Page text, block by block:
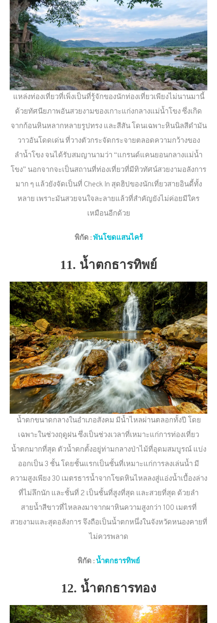
แหล่งท่องเที่ยวที่เพิ่งเป็นที่รู้จักของนักท่องเที่ยวเพียงไม่นานมานี้
ด้วยทัศนียภาพอันสวยงามของเกาะแก่งกลางแม่น้ำโขง ซึ่งเกิด
จากก้อนหินหลากหลายรูปทรง และสีสัน โดนเฉพาะหินนิลสีดำมัน
วาวอันโดดเด่น ที่วางตัวกระจัดกระจายตลอดความกว้างของ
ลำน้ำโขง จนได้รับสมญานามว่า “แกรนด์แคนยอนกลางแม่น้ำ
โขง” นอกจากจะเป็นสถานที่ท่องเที่ยวที่มีทิวทัศน์สวยงามอลังการ
มาก ๆ แล้วยังจัดเป็นที่ Check In สุดฮิปของนักเที่ยวสายอินดี้ทั้ง
หลาย เพราะมันสวยจนใจละลายแล้วที่สำคัญยังไม่ค่อยมีใคร
เหมือนอีกด้วย
พิกัด :พันโขดแสนไคร้
11. น้ำตกธารทิพย์
น้ำตกขนาดกลางในอำเภอสังคม มีน้ำไหลผ่านตลอกทั้งปี โดย
เฉพาะในช่วงฤดูฝน ซึ่งเป็นช่วงเวลาที่เหมาะแก่การท่องเที่ยว
น้ำตกมากที่สุด ตัวน้ำตกตั้งอยู่ท่ามกลางป่าไม้ที่อุดมสมบูรณ์ แบ่ง
ออกเป็น 3 ชั้น โดยชั้นแรกเป็นชั้นที่เหมาะแก่การลงเล่นน้ำ มี
ความสูงเพียง 30 เมตรธารน้ำจากโขดหินไหลลงสู่แอ่งน้ำเบื้องล่าง
ที่ไม่ลึกนัก และชั้นที่ 2 เป็นชั้นที่สูงที่สุด และสวยที่สุด ด้วยลำ
สายน้ำสีขาวที่ไหลลงมาจากผาหินความสูงกว่า 100 เมตรที่
สวยงามและสุดอลังการ จึงถือเป็นน้ำตกหนึ่งในจังหวัดหนองคายที่
ไม่ควรพลาด
พิกัด :น้ำตกธารทิพย์
12. น้ำตกธารทอง